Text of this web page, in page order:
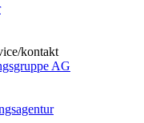
kontakt
AG